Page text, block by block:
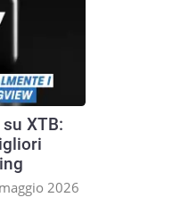
XTB:
2026